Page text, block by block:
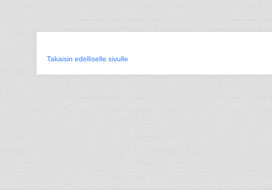
Takaisin edelliselle sivulle